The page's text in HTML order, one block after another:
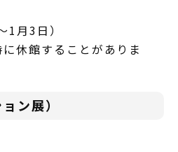
月3日）
休館することがありま
ン展）